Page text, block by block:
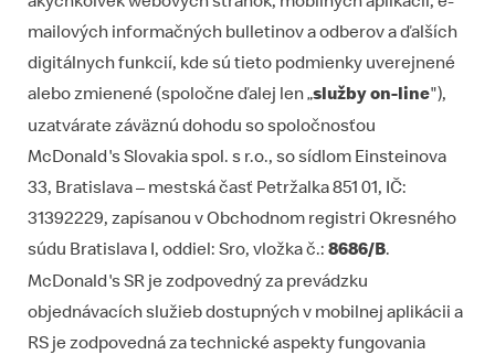
mailových informačných bulletinov a odberov a ďalších
digitálnych funkcií, kde sú tieto podmienky uverejnené
alebo zmienené (spoločne ďalej len „služby on-line"),
uzatvárate záväznú dohodu so spoločnosťou
McDonald's Slovakia spol. s r.o., so sídlom Einsteinova
33, Bratislava – mestská časť Petržalka 851 01, IČ:
31392229, zapísanou v Obchodnom registri Okresného
súdu Bratislava I, oddiel: Sro, vložka č.: 8686/B.
McDonald's SR je zodpovedný za prevádzku
objednávacích služieb dostupných v mobilnej aplikácii a
RS je zodpovedná za technické aspekty fungovania